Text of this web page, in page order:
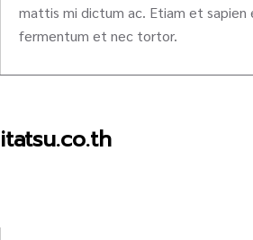
mattis mi dictum ac. Etiam et sapien
fermentum et nec tortor.
itatsu.co.th